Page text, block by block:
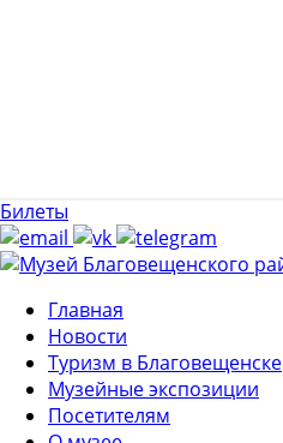
Билеты
Главная
Новости
Туризм в Благовещенске
Музейные экспозиции
Посетителям